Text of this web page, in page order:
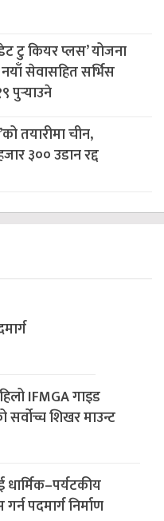
टु कियर प्लस’ योजना
सेवासहित सर्भिस
पुर्‍याउने
तयारीमा चीन,
३०० उडान रद्द
IFMGA गाइड
सर्वोच्च शिखर माउन्ट
पदमार्ग निर्माण